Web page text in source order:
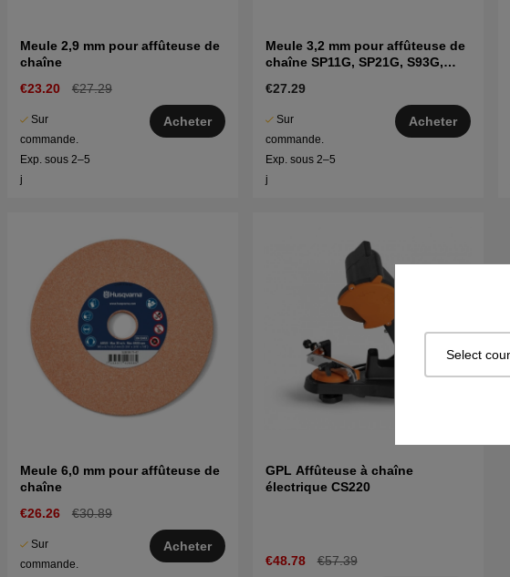
Select
Meule 2,9 mm pour affûteuse de
chaîne
€23.20
€27.29
Sur
commande.
Exp. sous 2–5
j
Acheter
Meule 3,2 mm pour affûteuse de
chaîne SP11G, SP21G, S93G,
€27.29
Sur
commande.
Exp. sous 2–5
j
Acheter
Meule 6,0 mm pour affûteuse de
chaîne
€26.26
€30.89
Sur
commande.
Acheter
GPL Affûteuse à chaîne
électrique CS220
€48.78 €57.39